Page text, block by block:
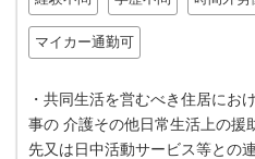
マイカー通勤可
・共同生活を営むべき住居にお
事の 介護その他日常生活上の援
先又は日中活動サービス等との